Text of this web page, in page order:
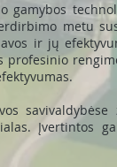
metu
ir jų
Įvertintos